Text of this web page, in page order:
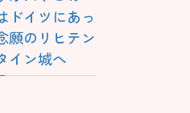
ドイツにあっ
願のリヒテン
イン城へ